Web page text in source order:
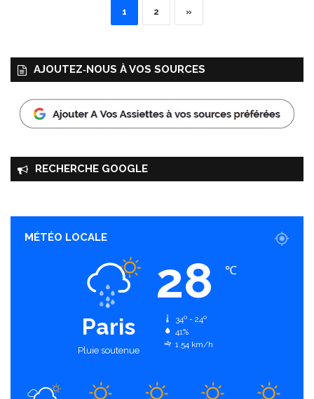
1 2 »
AJOUTEZ‑NOUS À VOS SOURCES
RECHERCHE GOOGLE
MÉTÉO LOCALE
Paris
Pluie soutenue
28 ℃
34º - 24º
41%
1.54 km/h